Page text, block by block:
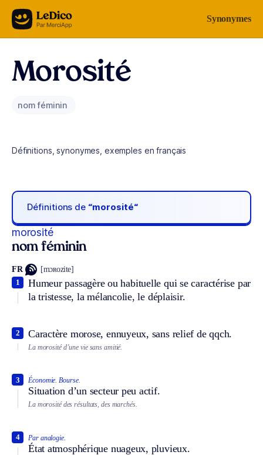
Aller au contenu Synonymes
Morosité
nom féminin
Définitions, synonymes, exemples en français
Définitions de “morosité“
morosité
nom féminin
FR [mɔʀozite]
Humeur passagère ou habituelle qui se caractérise par
la tristesse, la mélancolie, le déplaisir.
1
Caractère morose, ennuyeux, sans relief de qqch.
2
La morosité d’une vie sans amitié.
Économie. Bourse.
Situation d’un secteur peu actif.
3
La morosité des résultats, des marchés.
Par analogie.
État atmosphérique nuageux, pluvieux.
4